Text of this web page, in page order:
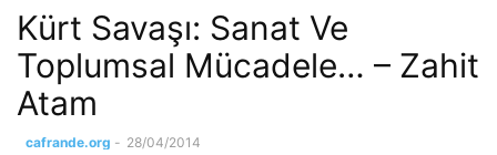
Kürt Savaşı: Sanat Ve
Toplumsal Mücadele… – Zahit
Atam
cafrande.org - 28/04/2014